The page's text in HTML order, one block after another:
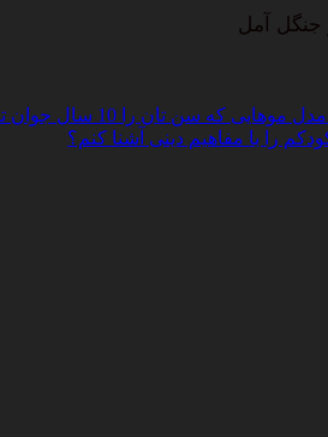
که سن تان را 10 سال جوان تر می کند!
را با مفاهیم دینی آشنا کنم؟